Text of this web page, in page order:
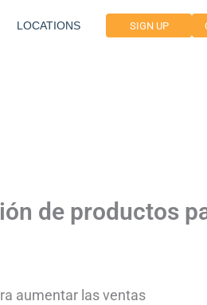
LOCATIONS SIGN UP
de productos
aumentar las ventas